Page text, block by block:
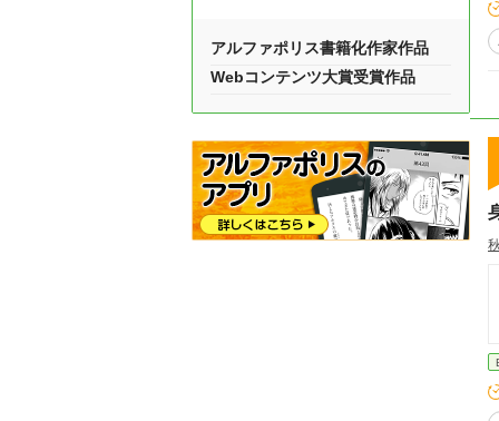
7
アルファポリス書籍化作家作品
Webコンテンツ大賞受賞作品